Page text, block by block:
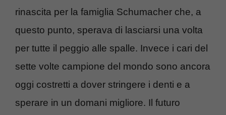
rinascita per la famiglia Schumacher che, a
questo punto, sperava di lasciarsi una volta
per tutte il peggio alle spalle. Invece i cari del
sette volte campione del mondo sono ancora
oggi costretti a dover stringere i denti e a
sperare in un domani migliore. Il futuro